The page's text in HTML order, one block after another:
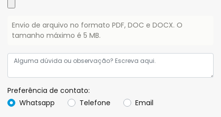
Envio de arquivo no formato PDF, DOC e DOCX. O
tamanho máximo é 5 MB.
Preferência de contato:
Whatsapp
Telefone Email